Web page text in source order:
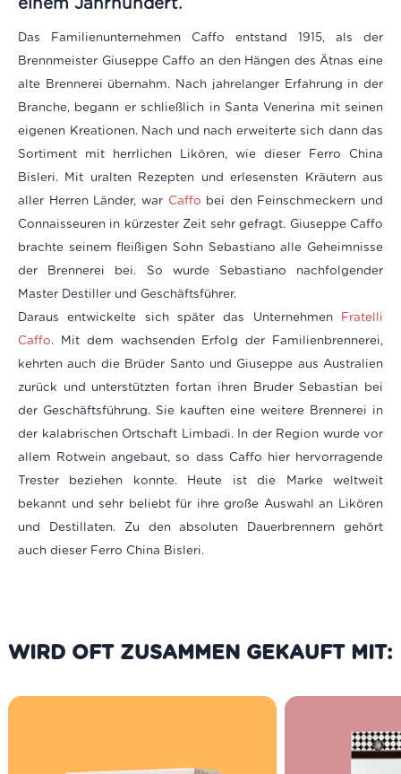
Das Familienunternehmen Caffo entstand 1915, als der
Brennmeister Giuseppe Caffo an den Hängen des Ätnas eine
alte Brennerei übernahm. Nach jahrelanger Erfahrung in der
Branche, begann er schließlich in Santa Venerina mit seinen
eigenen Kreationen. Nach und nach erweiterte sich dann das
Sortiment mit herrlichen Likören, wie dieser Ferro China
Bisleri. Mit uralten Rezepten und erlesensten Kräutern aus
aller Herren Länder, war Caffo bei den Feinschmeckern und
Connaisseuren in kürzester Zeit sehr gefragt. Giuseppe Caffo
brachte seinem fleißigen Sohn Sebastiano alle Geheimnisse
der Brennerei bei. So wurde Sebastiano nachfolgender
Master Destiller und Geschäftsführer.
Daraus entwickelte sich später das Unternehmen Fratelli
Caffo. Mit dem wachsenden Erfolg der Familienbrennerei,
kehrten auch die Brüder Santo und Giuseppe aus Australien
zurück und unterstützten fortan ihren Bruder Sebastian bei
der Geschäftsführung. Sie kauften eine weitere Brennerei in
der kalabrischen Ortschaft Limbadi. In der Region wurde vor
allem Rotwein angebaut, so dass Caffo hier hervorragende
Trester beziehen konnte. Heute ist die Marke weltweit
bekannt und sehr beliebt für ihre große Auswahl an Likören
und Destillaten. Zu den absoluten Dauerbrennern gehört
auch dieser Ferro China Bisleri.
WIRD OFT ZUSAMMEN GEKAUFT MIT: